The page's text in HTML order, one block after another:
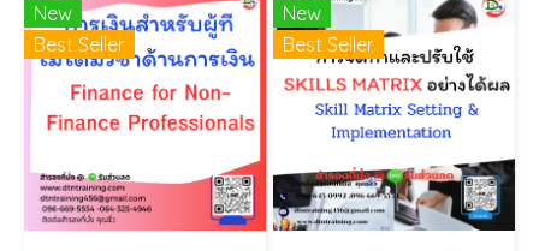
New
Best Seller
New
Best Seller